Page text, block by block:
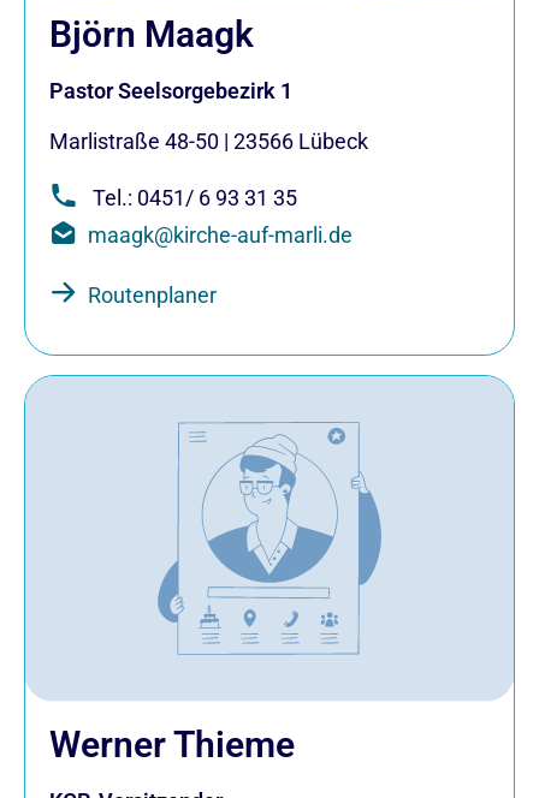
Björn Maagk
Pastor Seelsorgebezirk 1
Marlistraße 48-50 | 23566 Lübeck
Tel.: 0451/ 6 93 31 35
maagk@kirche-auf-marli.de
Routenplaner
Werner Thieme